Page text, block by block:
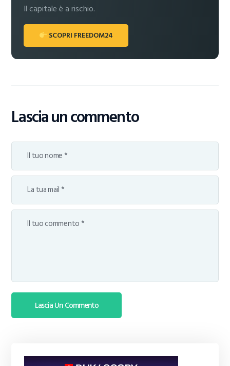
Il capitale è a rischio.
SCOPRI FREEDOM24
Lascia un commento